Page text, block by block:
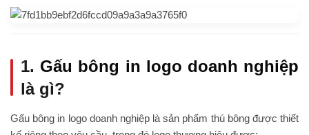
1. Gấu bông in logo doanh nghiệp
là gì?
Gấu bông in logo doanh nghiệp là sản phẩm thú bông được thiết